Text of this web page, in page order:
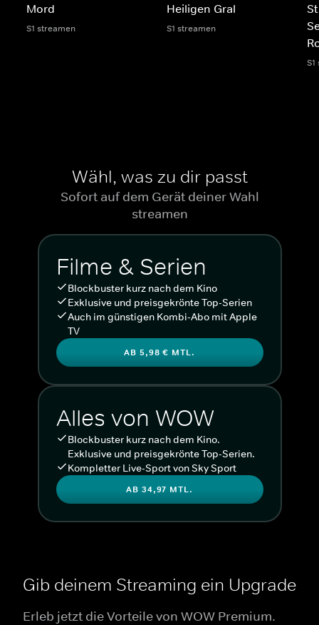
Mord
S1 streamen
Heiligen Gral
S1 streamen
Wähl, was zu dir passt
Sofort auf dem Gerät deiner Wahl
streamen
Filme & Serien
Blockbuster kurz nach dem Kino
Exklusive und preisgekrönte Top-Serien
Auch im günstigen Kombi-Abo mit Apple
TV
AB 5,98 € MTL.
Alles von WOW
Blockbuster kurz nach dem Kino.
Exklusive und preisgekrönte Top-Serien.
Kompletter Live-Sport von Sky Sport
AB 34,97 MTL.
Gib deinem Streaming ein Upgrade
Erleb jetzt die Vorteile von WOW Premium.